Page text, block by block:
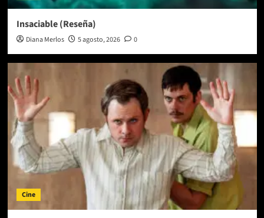
Insaciable (Reseña)
Diana Merlos 5 agosto, 2026 0
Cine